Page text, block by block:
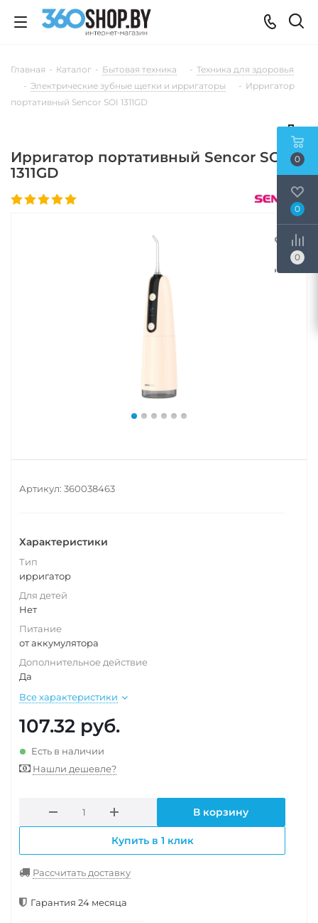
Главная - Каталог - Бытовая техника - Техника для здоровья
- Электрические зубные щетки и ирригаторы - Ирригатор
портативный Sencor SOI 1311GD
Ирригатор портативный Sencor SOI
1311GD
Артикул: 360038463
Характеристики
Тип
ирригатор
Для детей
Нет
Питание
от аккумулятора
Дополнительное действие
Да
Все характеристики
107.32 руб.
Есть в наличии
Нашли дешевле?
В корзину
Купить в 1 клик
Рассчитать доставку
Гарантия 24 месяца
0
0
0